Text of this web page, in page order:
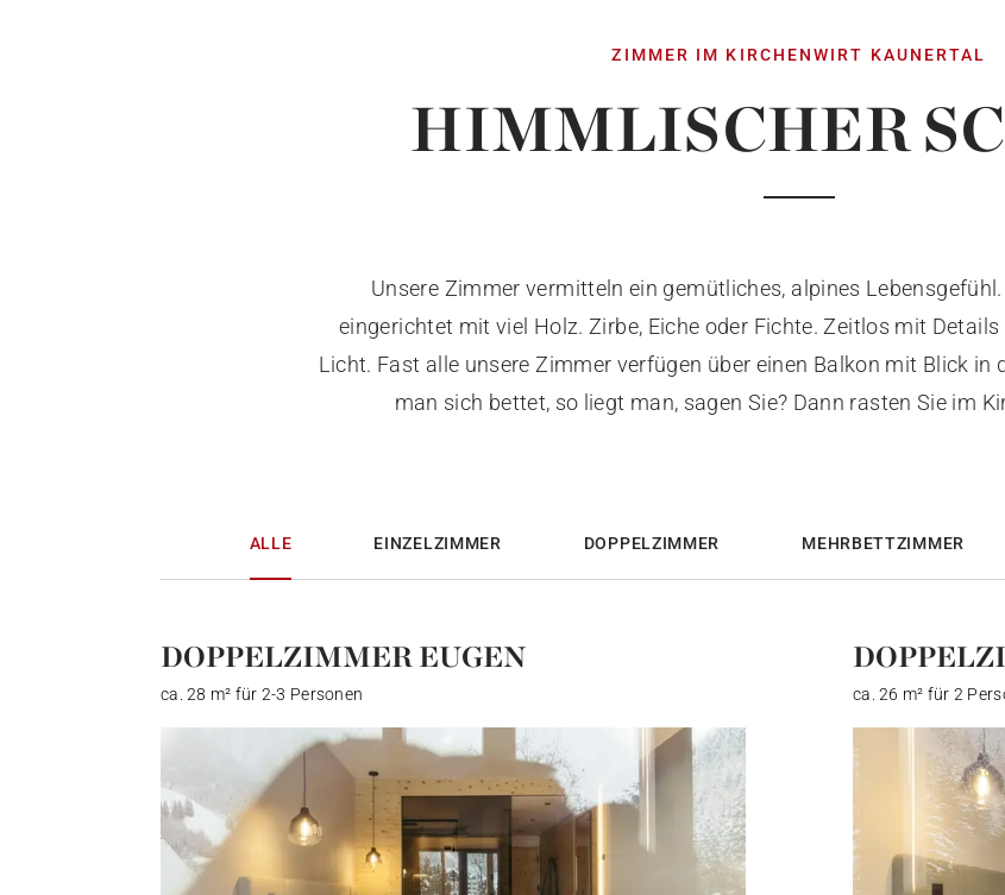
ZIMMER IM KIRCHENWIRT KAUNERTAL
HIMMLISCHER
Unsere Zimmer vermitteln ein gemütliches, alpines
eingerichtet mit viel Holz. Zirbe, Eiche oder Fichte. Zeitlos mit Details
Licht. Fast alle unsere Zimmer verfügen über einen Balkon mit Blick in
man sich bettet, so liegt man, sagen Sie? Dann rasten Sie im
ALLE EINZELZIMMER DOPPELZIMMER MEHRBETTZIMMER
DOPPELZIMMER EUGEN
ca. 28 m² für 2-3 Personen ca. 26 m² für 2